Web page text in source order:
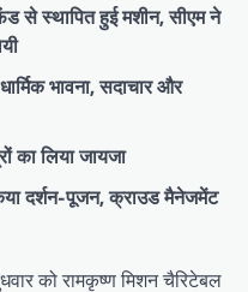
से स्थापित हुई मशीन, सीएम ने
भावना, सदाचार और
का लिया जायजा
दर्शन-पूजन, क्राउड मैनेजमेंट
को रामकृष्ण मिशन चैरिटेबल